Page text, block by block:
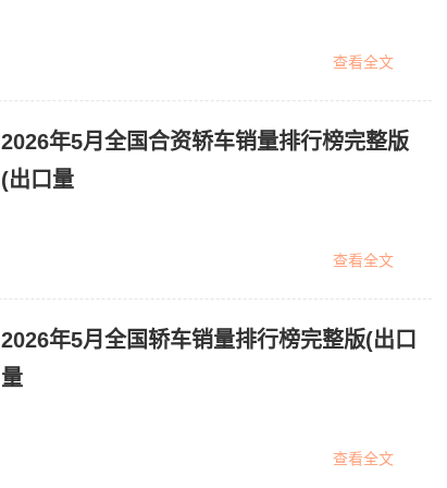
查看全文
2026年5月全国合资轿车销量排行榜完整版
(出口量
查看全文
2026年5月全国轿车销量排行榜完整版(出口
量
查看全文